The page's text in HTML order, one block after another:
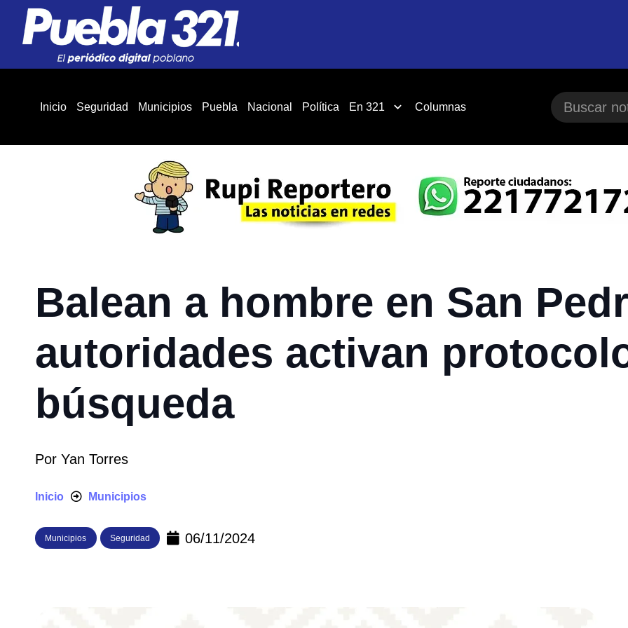
Inicio Seguridad Municipios Puebla Nacional Política En 321 Columnas
Balean a hombre en San
autoridades activan
búsqueda
Por Yan Torres
Inicio Municipios
Municipios Seguridad 06/11/2024